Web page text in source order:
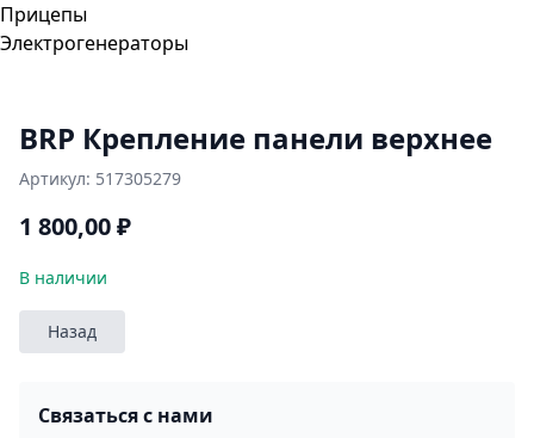
Прицепы
Электрогенераторы
BRP Крепление панели верхнее
Артикул: 517305279
1 800,00₽
В наличии
Назад
Связаться с нами